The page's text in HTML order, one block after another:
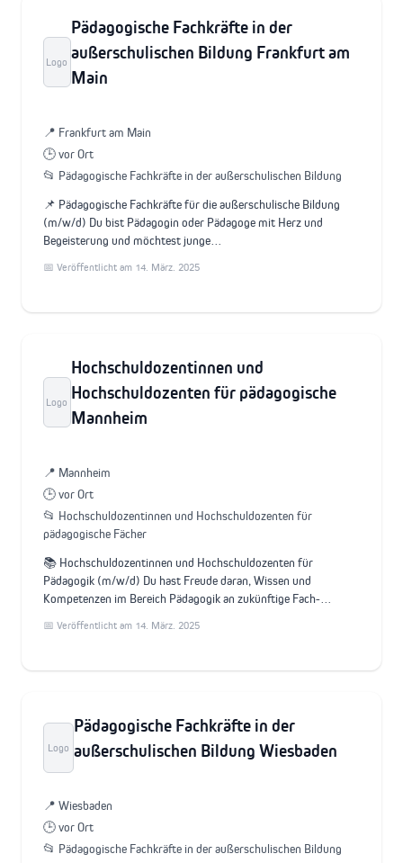
Logo
Pädagogische Fachkräfte in der
außerschulischen Bildung Frankfurt am
Main
📍 Frankfurt am Main
🕒 vor Ort
📂 Pädagogische Fachkräfte in der außerschulischen Bildung
📌 Pädagogische Fachkräfte für die außerschulische Bildung
(m/w/d) Du bist Pädagogin oder Pädagoge mit Herz und
Begeisterung und möchtest junge…
📅 Veröffentlicht am 14. März. 2025
Logo
Hochschuldozentinnen und
Hochschuldozenten für pädagogische
Mannheim
📍 Mannheim
🕒 vor Ort
📂 Hochschuldozentinnen und Hochschuldozenten für
pädagogische Fächer
📚 Hochschuldozentinnen und Hochschuldozenten für
Pädagogik (m/w/d) Du hast Freude daran, Wissen und
Kompetenzen im Bereich Pädagogik an zukünftige Fach-…
📅 Veröffentlicht am 14. März. 2025
Logo
Pädagogische Fachkräfte in der
außerschulischen Bildung Wiesbaden
📍 Wiesbaden
🕒 vor Ort
📂 Pädagogische Fachkräfte in der außerschulischen Bildung